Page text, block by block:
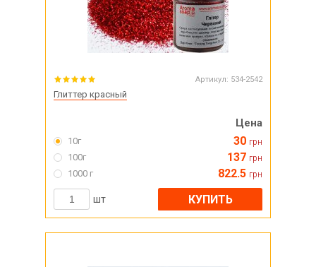
Артикул: 534-2542
Глиттер красный
Цена
10г 30 грн
100г 137 грн
1000 г 822.5 грн
шт КУПИТЬ